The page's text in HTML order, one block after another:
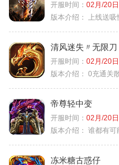
开服时间： 02月/20日
版本介绍：
上线送
清风迷失〃无限刀
开服时间： 02月/20日
版本介绍： 0充通关
帝尊轻中变
开服时间： 02月/20日
版本介绍： 谁都有可
冻米糖古惑仔